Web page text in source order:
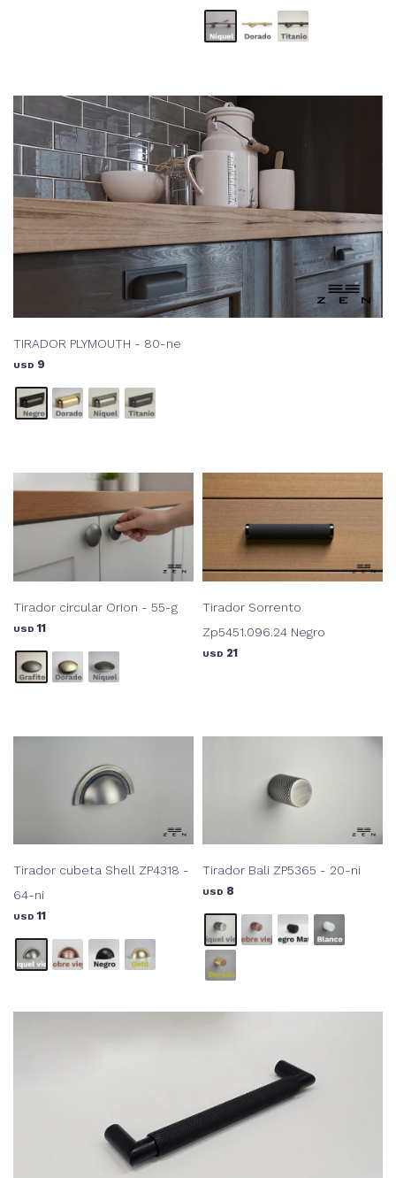
TIRADOR PLYMOUTH - 80-ne
USD 9
Tirador circular Orion - 55-g
USD 11
Tirador Sorrento
Zp5451.096.24 Negro
USD 21
Tirador cubeta Shell ZP4318 -
64-ni
USD 11
Tirador Bali ZP5365 - 20-ni
USD 8